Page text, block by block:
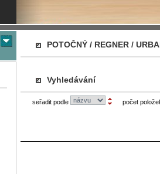
POTOČNÝ / REGNER /
Vyhledávání
seřadit podle počet